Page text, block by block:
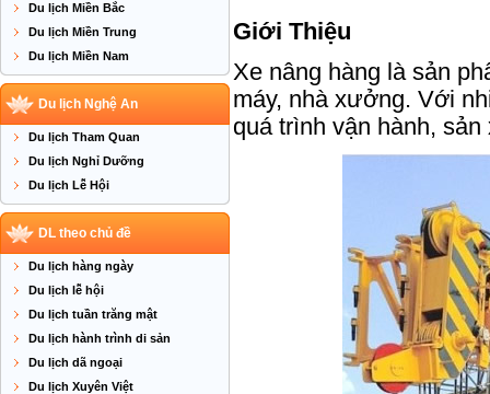
Du lịch Miền Bắc
Du lịch Miền Trung
Du lịch Miền Nam
Du lịch Nghệ An
Du lịch Tham Quan
Du lịch Nghỉ Dưỡng
Du lịch Lễ Hội
DL theo chủ đề
Du lịch hàng ngày
Du lịch lễ hội
Du lịch tuần trăng mật
Du lịch hành trình di sản
Du lịch dã ngoại
Du lịch Xuyên Việt
Giới Thiệu
Xe nâng hàng là sản
máy, nhà xưởng. Với
quá trình vận hành,